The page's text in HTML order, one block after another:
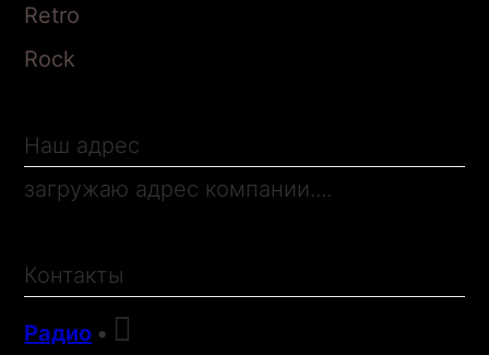
Retro
Rock
Наш адрес
загружаю адрес компании....
Контакты
Радио • 